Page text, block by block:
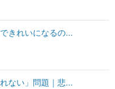
きれいになるの...
ない」問題｜悲...